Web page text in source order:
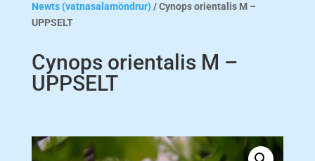
Newts (vatnasalamöndrur) / Cynops orientalis M –
UPPSELT
Cynops orientalis M –
UPPSELT